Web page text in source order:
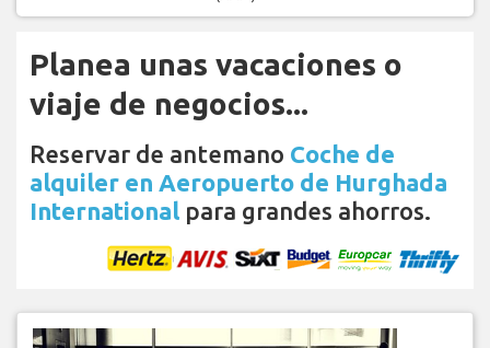
Planea unas vacaciones o
viaje de negocios...
Reservar de antemano Coche de
alquiler en Aeropuerto de Hurghada
International para grandes ahorros.